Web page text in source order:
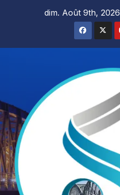
dim. Août 9th, 2026